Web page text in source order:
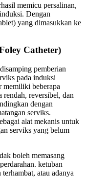
memicu persalinan,
Dengan
yang dimasukkan ke
Catheter)
pemberian
pada induksi
memiliki beberapa
rendah, reversibel, dan
dengan
serviks.
alat mekanis untuk
serviks yang belum
boleh memasang
ketuban
atau adanya